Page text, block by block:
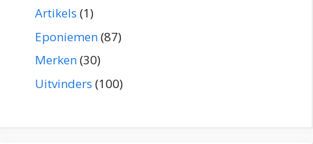
Artikels (1)
Eponiemen(87)
Merken(30)
Uitvinders (100)